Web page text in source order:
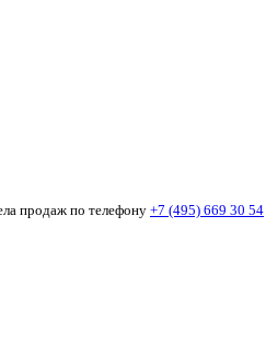
продаж по телефону +7 (495) 669 30 54